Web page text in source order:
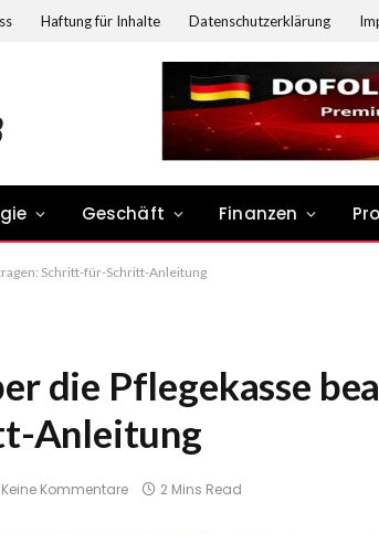
Haftung für Inhalte Datenschutzerklärung
Geschäft Finanzen
Schritt-für-Schritt-Anleitung
die Pflegekasse
Anleitung
Keine Kommentare 2 Mins Read